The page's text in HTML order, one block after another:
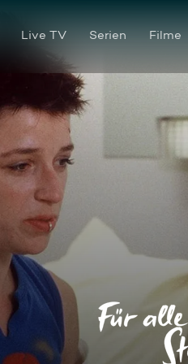
Live TV Serien Filme